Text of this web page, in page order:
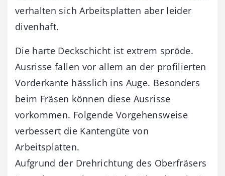
verhalten sich Arbeitsplatten aber leider
divenhaft.
Die harte Deckschicht ist extrem spröde.
Ausrisse fallen vor allem an der profilierten
Vorderkante hässlich ins Auge. Besonders
beim Fräsen können diese Ausrisse
vorkommen. Folgende Vorgehensweise
verbessert die Kantengüte von
Arbeitsplatten.
Aufgrund der Drehrichtung des Oberfräsers